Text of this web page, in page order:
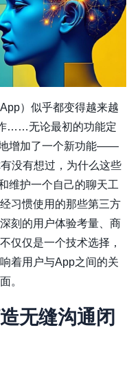
）似乎都变得越来越
……无论最初的功能定
增加了一个新功能——
没有想过，为什么这些
维护一个自己的聊天工
习惯使用的那些第三方
刻的用户体验考量、商
仅仅是一个技术选择，
着用户与App之间的关
。
无缝沟通闭